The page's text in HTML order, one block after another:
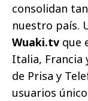
consolidan
nuestro país.
Wuaki.tv que
Italia, Francia
de Prisa y
usuarios